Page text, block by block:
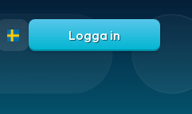
Logga in